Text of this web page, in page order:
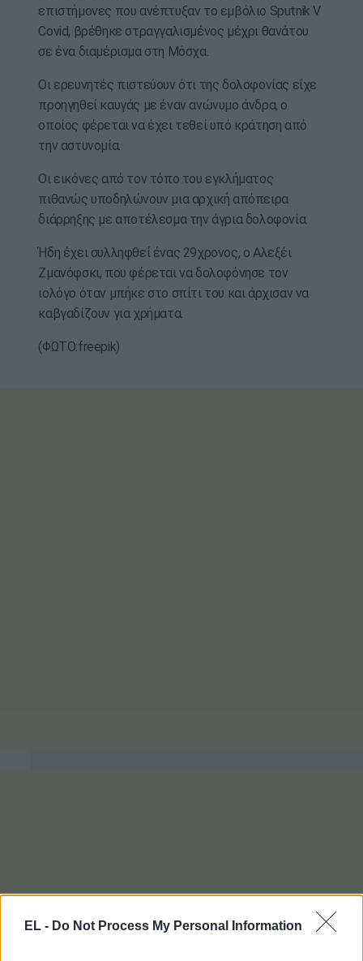
EL - Do Not Process My Personal Information
επιστήμονες που ανέπτυξαν το εμβόλιο Sputnik V
Covid, βρέθηκε στραγγαλισμένος μέχρι θανάτου
σε ένα διαμέρισμα στη Μόσχα.
Οι ερευνητές πιστεύουν ότι της δολοφονίας είχε
προηγηθεί καυγάς με έναν ανώνυμο άνδρα, ο
οποίος φέρεται να έχει τεθεί υπό κράτηση από
την αστυνομία.
Οι εικόνες από τον τόπο του εγκλήματος
πιθανώς υποδηλώνουν μια αρχική απόπειρα
διάρρηξης με αποτέλεσμα την άγρια δολοφονία.
Ήδη έχει συλληφθεί ένας 29χρονος, ο Αλεξέι
Ζμανόφσκι, που φέρεται να δολοφόνησε τον
ιολόγο όταν μπήκε στο σπίτι του και άρχισαν να
καβγαδίζουν για χρήματα.
(ΦΩΤΟ:freepik)